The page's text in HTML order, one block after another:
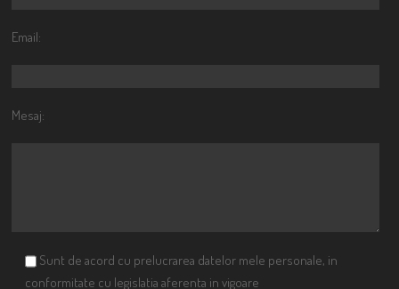
Email:
Mesaj:
Sunt de acord cu prelucrarea datelor mele personale, in
conformitate cu legislatia aferenta in vigoare